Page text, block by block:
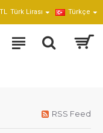
TL Türk Lirası Türkçe
RSS Feed